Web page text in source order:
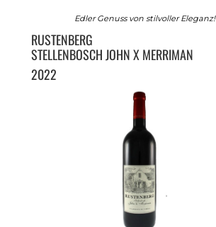
Edler Genuss von stilvoller Eleganz!
RUSTENBERG
STELLENBOSCH JOHN X MERRIMAN
2022